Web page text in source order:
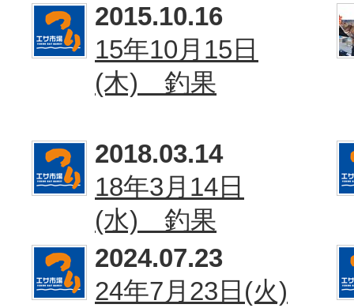
2015.10.16
15年10月15日
(木) 釣果
2018.03.14
18年3月14日
(水) 釣果
2024.07.23
24年7月23日(火)